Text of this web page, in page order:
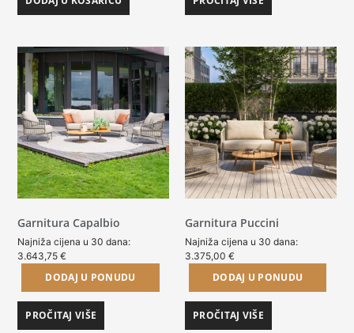
Garnitura Capalbio
Najniža cijena u 30 dana:
3.643,75€
DODAJ U PONUDU
PROČITAJ VIŠE
Garnitura Puccini
Najniža cijena u 30 dana:
3.375,00 €
DODAJ U PONUDU
PROČITAJ VIŠE